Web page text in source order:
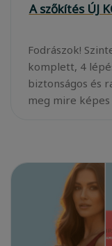
A szőkítés ÚJ
Fodrászok!
komplett, 4
biztonságos és
meg mire képes